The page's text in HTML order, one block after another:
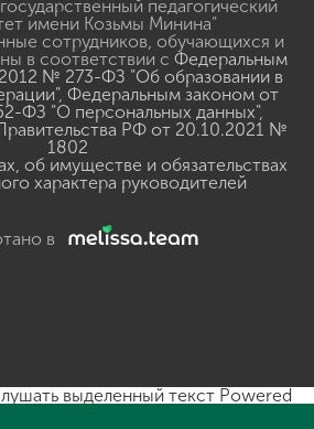
педагогический
имени Козьмы Минина"
сотрудников, обучающихся и
в соответствии с Федеральным
№ 273-ФЗ "Об образовании в
, Федеральным законом от
ФЗ "О персональных данных",
РФ от 20.10.2021 №
1802
об имуществе и обязательствах
характера руководителей
в
выделенный текст Powered